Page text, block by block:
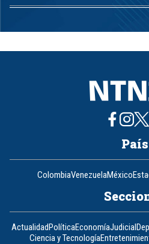
8
País
ColombiaVenezuelaMéxico
ActualidadPolíticaEconomíaJudicial
Ciencia y Tecnología